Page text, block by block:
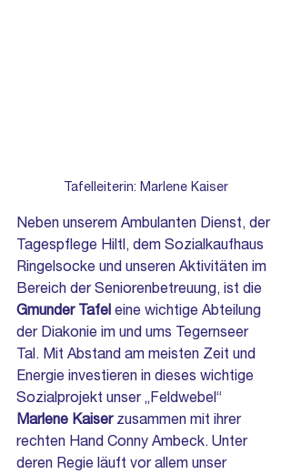
Tafelleiterin: Marlene Kaiser
Neben unserem Ambulanten Dienst, der
Tagespflege Hiltl, dem Sozialkaufhaus
Ringelsocke und unseren Aktivitäten im
Bereich der Seniorenbetreuung, ist die
Gmunder Tafel eine wichtige Abteilung
der Diakonie im und ums Tegernseer
Tal. Mit Abstand am meisten Zeit und
Energie investieren in dieses wichtige
Sozialprojekt unser „Feldwebel“
Marlene Kaiser zusammen mit ihrer
rechten Hand Conny Ambeck. Unter
deren Regie läuft vor allem unser